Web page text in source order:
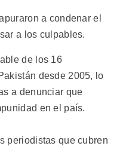
a condenar el
a los culpables.
de los 16
desde 2005, lo
a denunciar que
en el país.
periodistas que cubren